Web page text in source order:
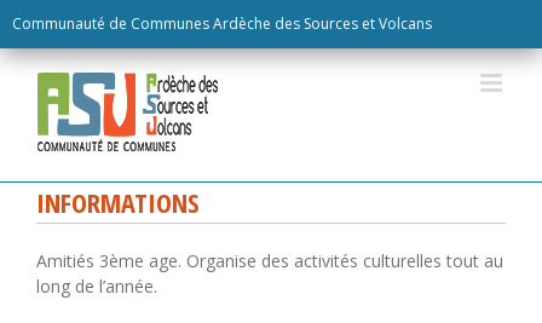
Communauté de Communes Ardèche des Sources et Volcans
to
content
INFORMATIONS
Amitiés 3ème age. Organise des activités culturelles tout au
long de l’année.